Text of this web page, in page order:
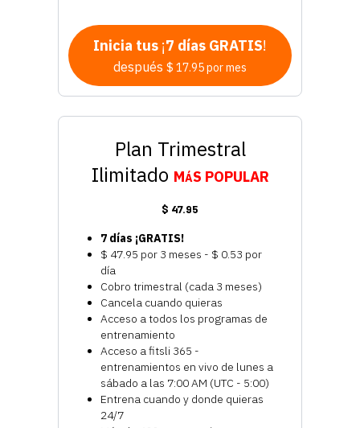
Inicia tus ¡7 días GRATIS!
después $ 17.95 por mes
Plan Trimestral
Ilimitado MÁS POPULAR
$ 47.95
7 días ¡GRATIS!
$ 47.95 por 3 meses - $ 0.53 por
día
Cobro trimestral (cada 3 meses)
Cancela cuando quieras
Acceso a todos los programas de
entrenamiento
Acceso a fitsli 365 -
entrenamientos en vivo de lunes a
sábado a las 7:00 AM (UTC - 5:00)
Entrena cuando y donde quieras
24/7